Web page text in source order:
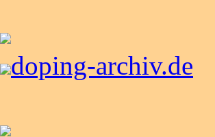
doping-archiv.de